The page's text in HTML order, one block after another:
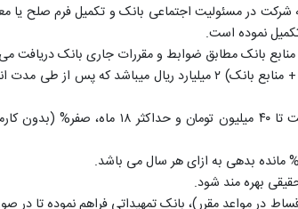
در مسئولیت اجتماعی بانک و تکمیل فرم صلح یا
نموده است.
بانک مطابق ضوابط و مقررات جاری بانک دریافت می
سقف وام قابل دریافت در طرح حمایتی فرد حقیقی (مجموع وام صندوق + منابع بانک) ۲ میلیارد
نرخ کارمزد وام دریافتی از محل وجوه صندوق برای مبالغ مورد
بهره مند شود.
در مواعد مقرر)، بانک تمهیداتی فراهم نموده تا در